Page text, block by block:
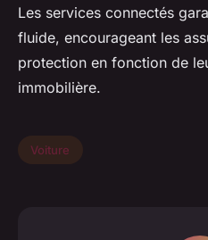
Les services connectés
fluide, encourageant les
protection en fonction de
immobilière.
Voiture